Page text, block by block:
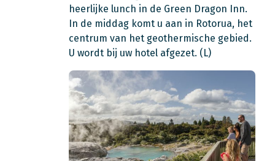
heerlijke lunch in de Green Dragon Inn.
In de middag komt u aan in Rotorua, het
centrum van het geothermische gebied.
U wordt bij uw hotel afgezet. (L)